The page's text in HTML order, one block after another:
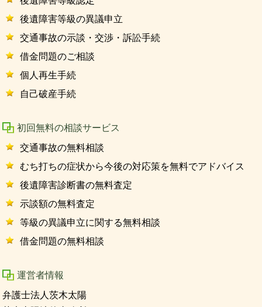
後遺障害等級の異議申立
交通事故の示談・交渉・訴訟手続
借金問題のご相談
個人再生手続
自己破産手続
初回無料の相談サービス
交通事故の無料相談
むち打ちの症状から今後の対応策を無料でアドバイス
後遺障害診断書の無料査定
示談額の無料査定
等級の異議申立に関する無料相談
借金問題の無料相談
運営者情報
弁護士法人茨木太陽